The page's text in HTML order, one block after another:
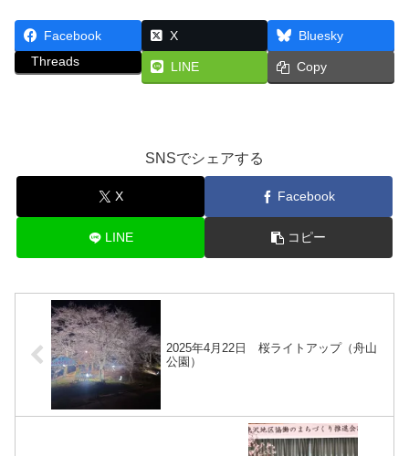
Facebook X
Bluesky
Threads
LINE Copy
SNSでシェアする
X Facebook
LINE コピー
2025年4月22日 桜ライトアップ（舟山
公園）